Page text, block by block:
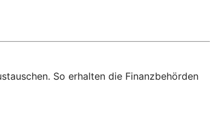
So erhalten die Finanzbehörden